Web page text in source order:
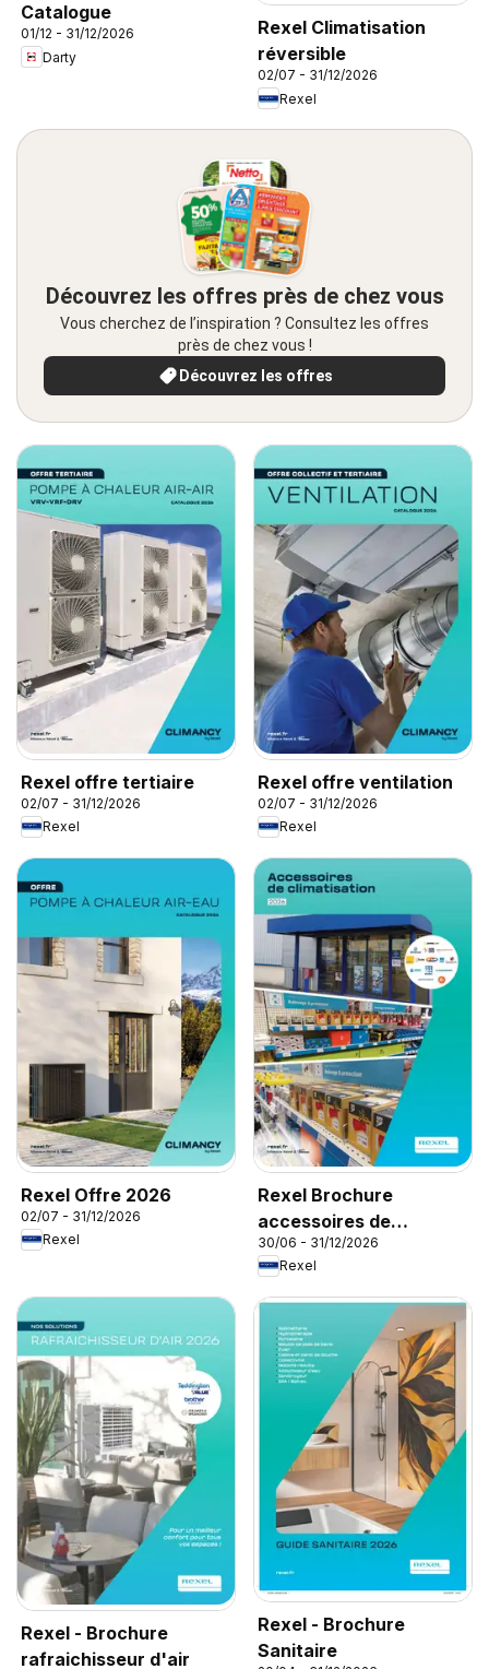
Catalogue
01/12 - 31/12/2026
Darty
Rexel Climatisation
réversible
02/07 - 31/12/2026
Rexel
Découvrez les offres près de chez vous
Vous cherchez de l’inspiration ? Consultez les offres
près de chez vous !
Découvrez les offres
Rexel offre tertiaire
02/07 - 31/12/2026
Rexel
Rexel offre ventilation
02/07 - 31/12/2026
Rexel
Rexel Offre 2026
02/07 - 31/12/2026
Rexel
Rexel Brochure
accessoires de
climatisation
30/06 - 31/12/2026
Rexel
Rexel - Brochure
rafraichisseur d'air
Rexel - Brochure
Sanitaire